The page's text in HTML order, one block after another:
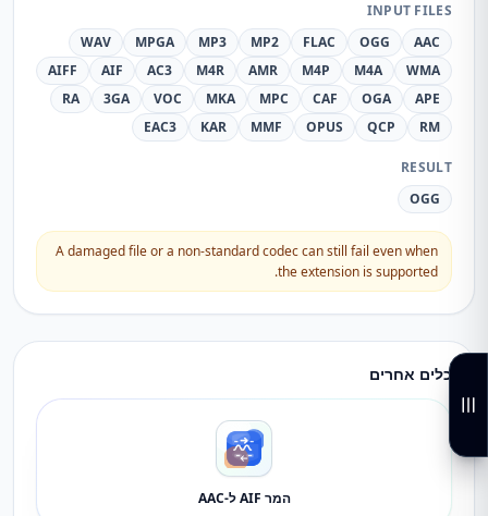
INPUT FILES
AAC
OGG
FLAC
MP2
MP3
MPGA
WAV
WMA
M4A
M4P
AMR
M4R
AC3
AIF
AIFF
APE
OGA
CAF
MPC
MKA
VOC
3GA
RA
RM
QCP
OPUS
MMF
KAR
EAC3
RESULT
OGG
A damaged file or a non-standard codec can still fail even when
the extension is supported.
כלים אחרים
המר AIF ל-AAC